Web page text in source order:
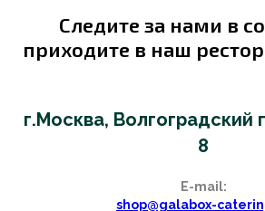
Следите за нами в
приходите в наш
г.Москва, Волгоградский
8
E-mail:
shop@galabox-